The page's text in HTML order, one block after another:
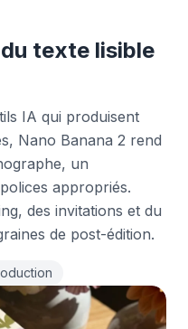
texte lisible
IA qui produisent
Nano Banana 2 rend
un
appropriés.
des invitations et du
de post-édition.